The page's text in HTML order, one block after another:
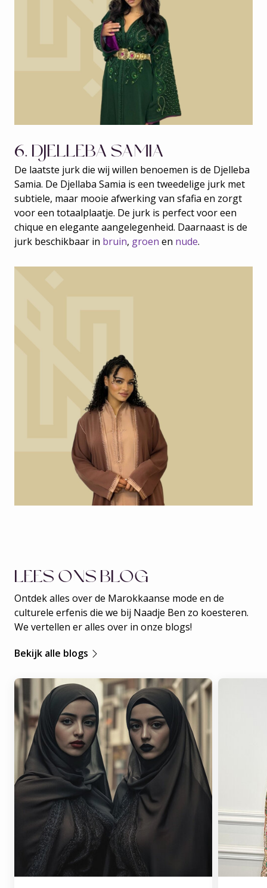
6. DJELLEBA SAMIA
De laatste jurk die wij willen benoemen is de Djelleba
Samia. De Djellaba Samia is een tweedelige jurk met
subtiele, maar mooie afwerking van sfafia en zorgt
voor een totaalplaatje. De jurk is perfect voor een
chique en elegante aangelegenheid. Daarnaast is de
jurk beschikbaar in bruin, groen en nude.
LEES ONS BLOG
Ontdek alles over de Marokkaanse mode en de
culturele erfenis die we bij Naadje Ben zo koesteren.
We vertellen er alles over in onze blogs!
Bekijk alle blogs